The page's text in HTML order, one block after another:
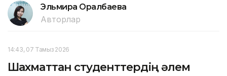
Эльмира Оралбаева
Авторлар
14:43, 07 Тамыз 2026
Шахматтан студенттердің әлем